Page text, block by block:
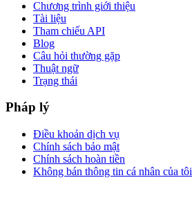
Chương trình giới thiệu
Tài liệu
Tham chiếu API
Blog
Câu hỏi thường gặp
Thuật ngữ
Trạng thái
Pháp lý
Điều khoản dịch vụ
Chính sách bảo mật
Chính sách hoàn tiền
Không bán thông tin cá nhân của tôi